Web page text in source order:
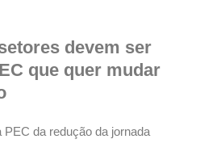
devem ser
que quer mudar